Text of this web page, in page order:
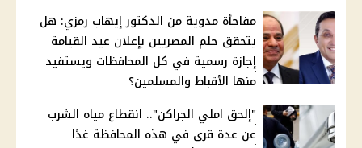
مفاجأة مدوية من الدكتور إيهاب رمزي: هل
يتحقق حلم المصريين بإعلان عيد القيامة
إجازة رسمية في كل المحافظات ويستفيد
منها الأقباط والمسلمين؟
"إلحق املي الجراكن".. انقطاع مياه الشرب
عن عدة قرى في هذه المحافظة غدًا